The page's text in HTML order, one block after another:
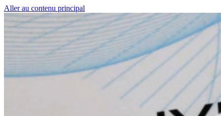
Aller au contenu principal